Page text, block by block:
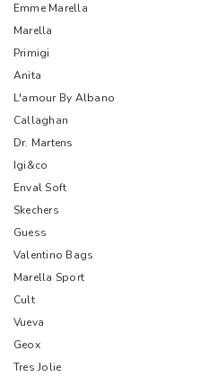
Emme Marella
Marella
Primigi
Anita
L'amour By Albano
Callaghan
Dr. Martens
Igi&co
Enval Soft
Skechers
Guess
Valentino Bags
Marella Sport
Cult
Vueva
Geox
Tres Jolie